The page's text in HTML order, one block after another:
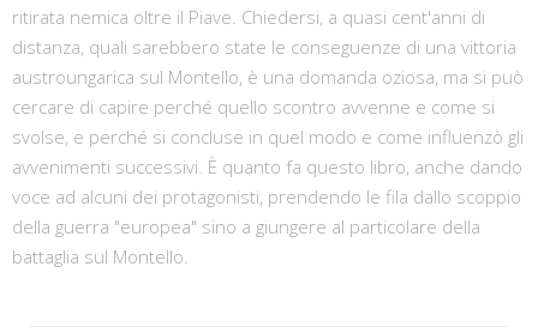
ritirata nemica oltre il Piave. Chiedersi, a quasi cent'anni di
distanza, quali sarebbero state le conseguenze di una vittoria
austroungarica sul Montello, è una domanda oziosa, ma si può
cercare di capire perché quello scontro avvenne e come si
svolse, e perché si concluse in quel modo e come influenzò gli
avvenimenti successivi. È quanto fa questo libro, anche dando
voce ad alcuni dei protagonisti, prendendo le fila dallo scoppio
della guerra "europea" sino a giungere al particolare della
battaglia sul Montello.